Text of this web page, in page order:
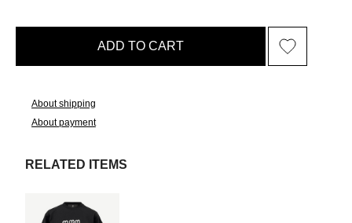
ADD TO CART
About shipping
About payment
RELATED ITEMS